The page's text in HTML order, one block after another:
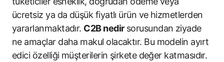
ücretsiz ya da düşük fiyatlı ürün ve hizmetlerden
yararlanmaktadır. C2B nedirsorusundan ziyade
ne amaçlar daha makul olacaktır. Bu modelin ayırt
edici özelliği müşterilerin şirkete değer katmasıdır.